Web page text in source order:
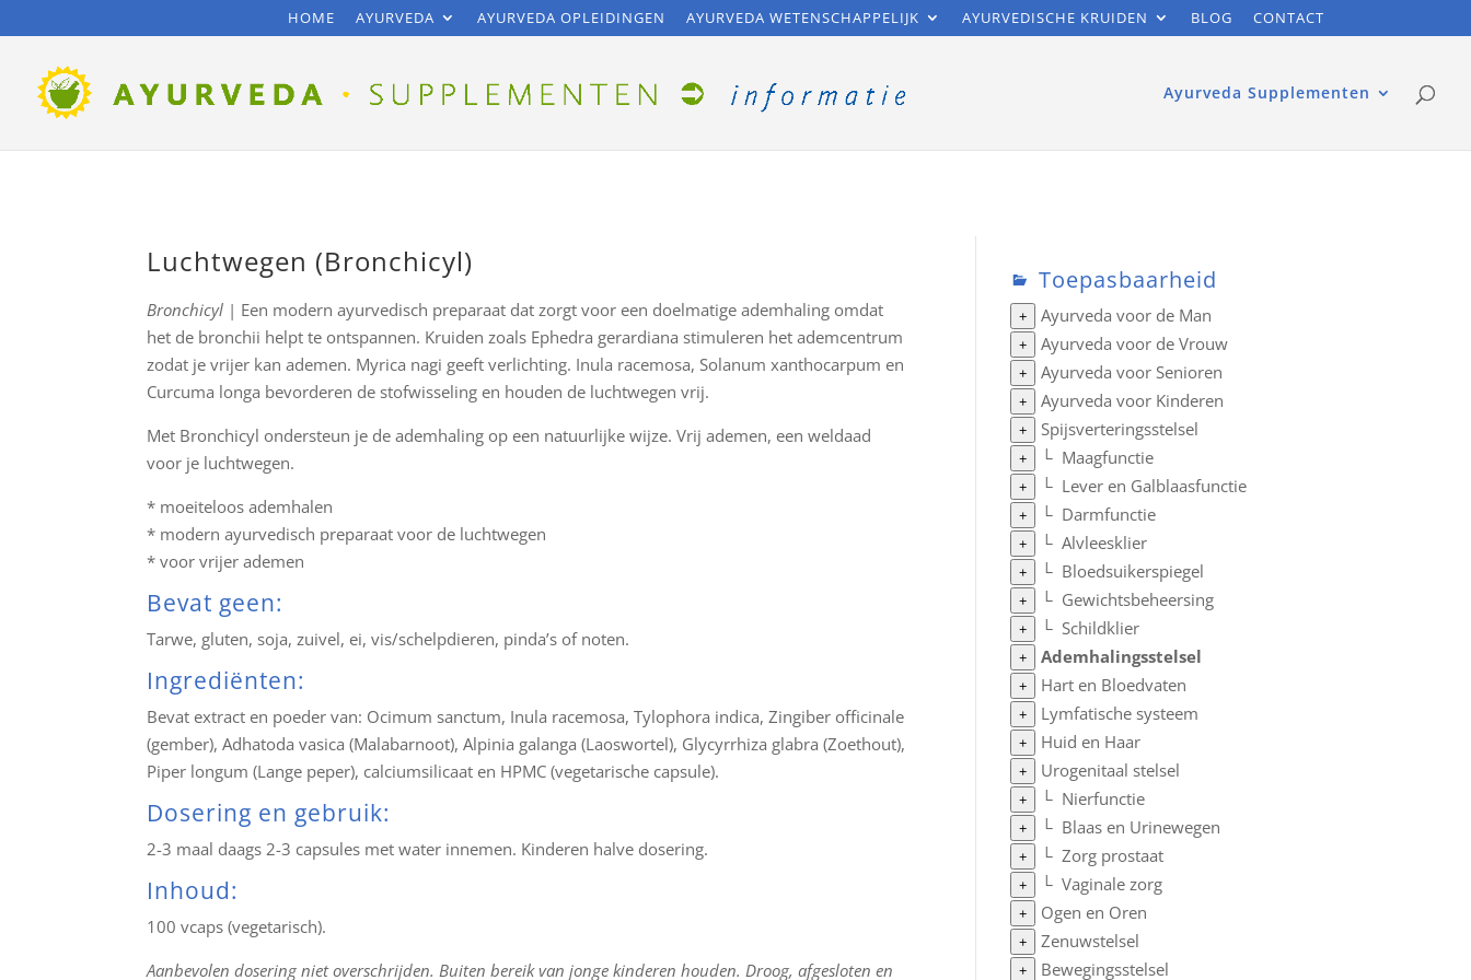
HOME AYURVEDA AYURVEDA OPLEIDINGEN AYURVEDA WETENSCHAPPELIJK AYURVEDISCHE KRUIDEN BLOG CONTACT
Ayurveda Supplementen
Luchtwegen (Bronchicyl)
Bronchicyl | Een modern ayurvedisch preparaat dat zorgt voor een doelmatige ademhaling omdat
het de bronchii helpt te ontspannen. Kruiden zoals Ephedra gerardiana stimuleren het ademcentrum
zodat je vrijer kan ademen. Myrica nagi geeft verlichting. Inula racemosa, Solanum xanthocarpum en
Curcuma longa bevorderen de stofwisseling en houden de luchtwegen vrij.
Met Bronchicyl ondersteun je de ademhaling op een natuurlijke wijze. Vrij ademen, een weldaad
voor je luchtwegen.
* moeiteloos ademhalen
* modern ayurvedisch preparaat voor de luchtwegen
* voor vrijer ademen
Bevat geen:
Tarwe, gluten, soja, zuivel, ei, vis/schelpdieren, pinda’s of noten.
Ingrediënten:
Bevat extract en poeder van: Ocimum sanctum, Inula racemosa, Tylophora indica, Zingiber officinale
(gember), Adhatoda vasica (Malabarnoot), Alpinia galanga (Laoswortel), Glycyrrhiza glabra (Zoethout),
Piper longum (Lange peper), calciumsilicaat en HPMC (vegetarische capsule).
Dosering en gebruik:
2-3 maal daags 2-3 capsules met water innemen. Kinderen halve dosering.
Inhoud:
100 vcaps (vegetarisch).
Aanbevolen dosering niet overschrijden. Buiten bereik van jonge kinderen houden. Droog, afgesloten en
Toepasbaarheid
+ Ayurveda voor de Man
+ Ayurveda voor de Vrouw
+ Ayurveda voor Senioren
+ Ayurveda voor Kinderen
+ Spijsverteringsstelsel
+ └ Maagfunctie
+ └ Lever en Galblaasfunctie
+ └ Darmfunctie
+ └ Alvleesklier
+ └ Bloedsuikerspiegel
+ └ Gewichtsbeheersing
+ └ Schildklier
+ Ademhalingsstelsel
+ Hart en Bloedvaten
+ Lymfatische systeem
+ Huid en Haar
+ Urogenitaal stelsel
+ └ Nierfunctie
+ └ Blaas en Urinewegen
+ └ Zorg prostaat
+ └ Vaginale zorg
+ Ogen en Oren
+ Zenuwstelsel
+ Bewegingsstelsel